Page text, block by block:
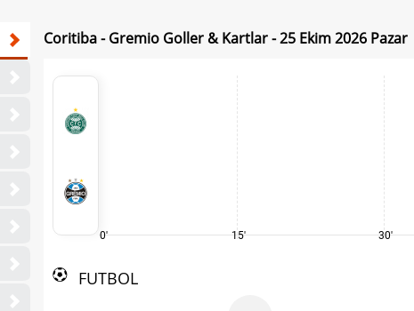
Coritiba - Gremio Goller & Kartlar - 25 Ekim 2026 Pazar
0' 15' 30'
FUTBOL